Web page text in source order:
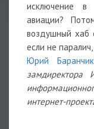
исключение
авиации?
воздушный хаб
если не
Юрий
замдиректора
интернет-